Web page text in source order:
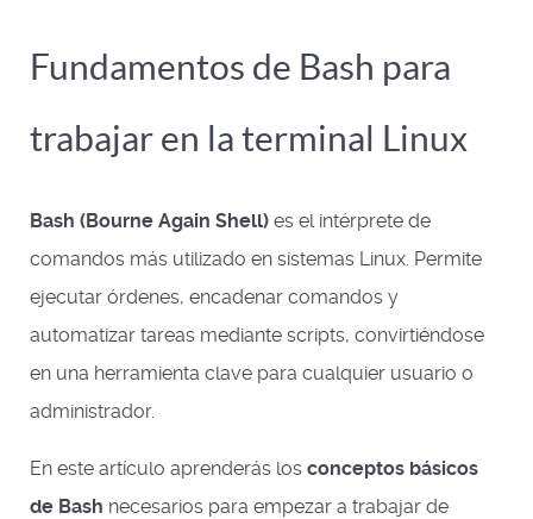
Fundamentos de Bash para
trabajar en la terminal Linux
Bash (Bourne Again Shell) es el intérprete de
comandos más utilizado en sistemas Linux. Permite
ejecutar órdenes, encadenar comandos y
automatizar tareas mediante scripts, convirtiéndose
en una herramienta clave para cualquier usuario o
administrador.
En este artículo aprenderás los conceptos básicos
de Bash necesarios para empezar a trabajar de